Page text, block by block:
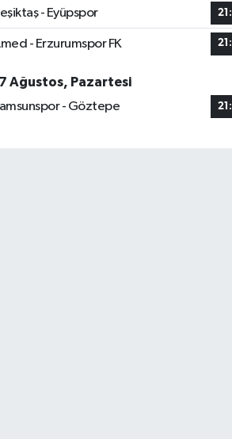
- Eyüpspor
- Erzurumspor FK
Ağustos, Pazartesi
- Göztepe